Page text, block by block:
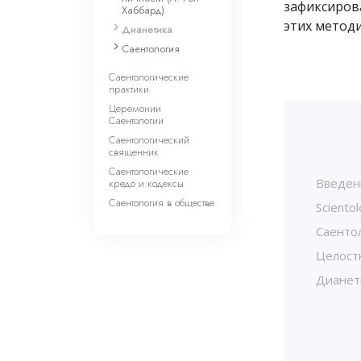
этих
Хаббард)
Дианетика
Саентология
Саентологические
практики
Церемонии
Саентологии
Саентологический
священник
Саентологические
кредо и кодексы
Саентология в обществе